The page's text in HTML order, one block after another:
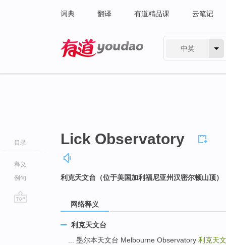
词典 翻译 有道精品课 云笔记
中英
目录
释义
例句
Lick Observatory
利克天文台（位于美国加利福尼亚州汉密尔顿山顶）
网络释义
利克天文台
... 墨尔本天文台 Melbourne Observatory 利克天